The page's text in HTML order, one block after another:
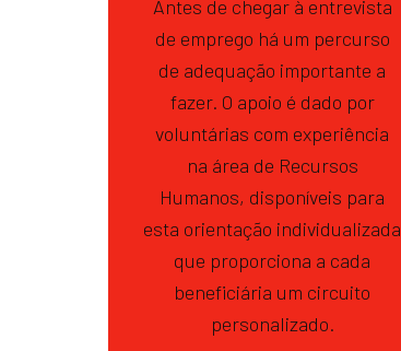
Antes de chegar à entrevista
de emprego há um percurso
de adequação importante a
fazer. O apoio é dado por
voluntárias com experiência
na área de Recursos
Humanos, disponíveis para
esta orientação individualizada
que proporciona a cada
beneficiária um circuito
personalizado.